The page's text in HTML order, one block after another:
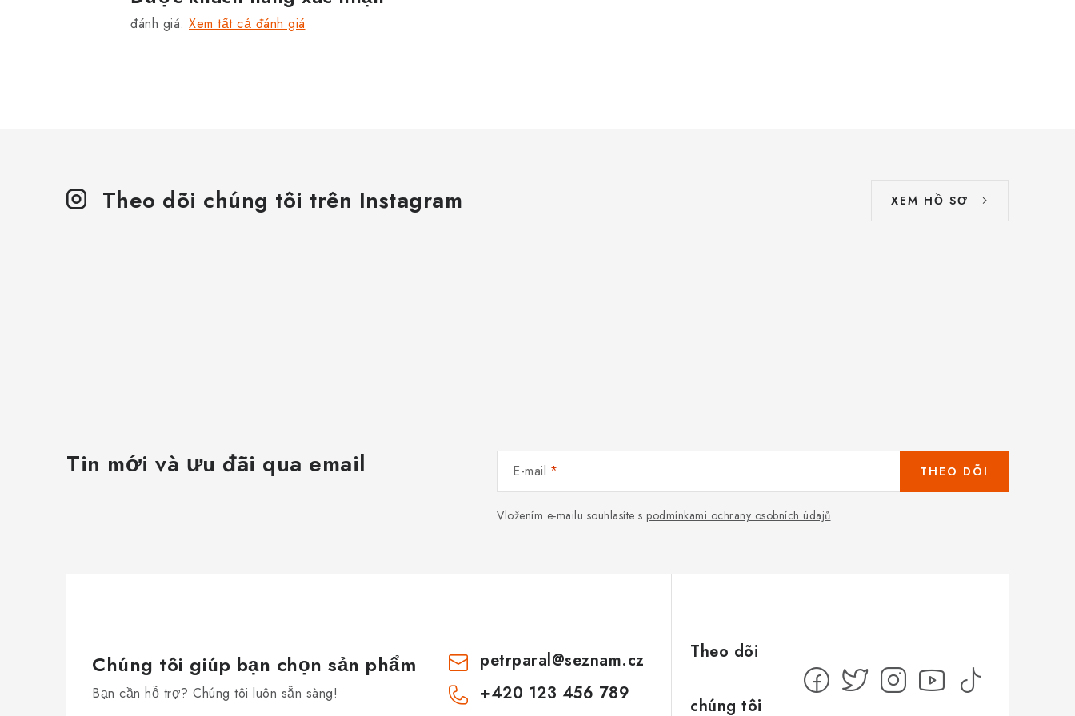
đánh giá. Xem tất cả đánh giá
Theo dõi chúng tôi trên Instagram XEM HỒ SƠ
Tin mới và ưu đãi qua email E-mail
Vložením e-mailu souhlasíte s podmínkami ochrany osobních údajů
THEO DÕI
Chúng tôi giúp bạn chọn sản phẩm
Bạn cần hỗ trợ? Chúng tôi luôn sẵn sàng!
petrparal@seznam.cz
+420 123 456 789